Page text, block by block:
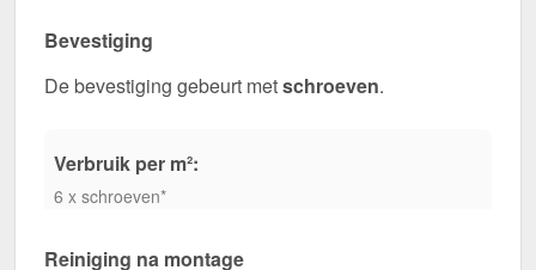
Bevestiging
De bevestiging gebeurt metschroeven.
Verbruik per m²:
6 x schroeven*
Reiniging na montage